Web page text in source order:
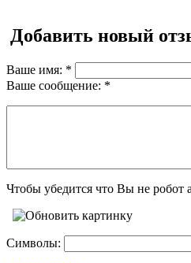
Добавить новый
Ваше имя: *
Ваше сообщение: *
Чтобы убедится что Вы не робот
Символы: